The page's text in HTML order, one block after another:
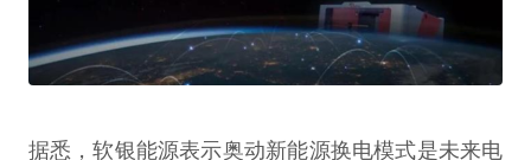
据悉，软银能源表示奥动新能源换电模式是未来电